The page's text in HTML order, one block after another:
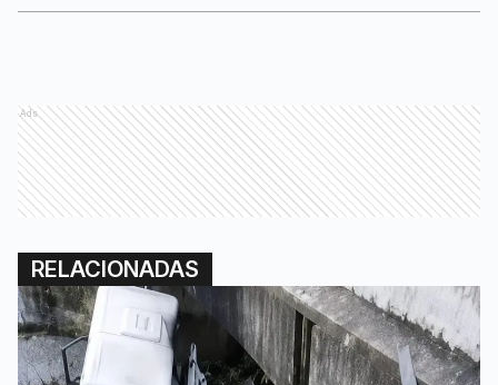
Ads
RELACIONADAS